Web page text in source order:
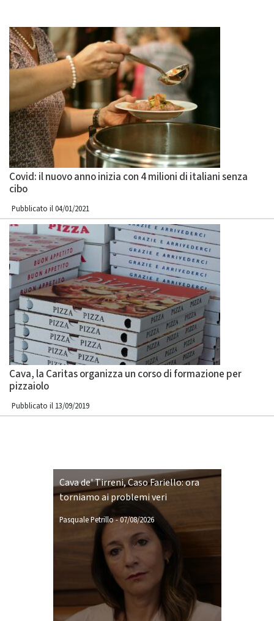
Covid: il nuovo anno inizia con 4 milioni di italiani senza
cibo
Pubblicato il 04/01/2021
Cava, la Caritas organizza un corso di formazione per
pizzaiolo
Pubblicato il 13/09/2019
Cava de' Tirreni, Caso Fariello: ora
torniamo ai problemi veri
Pasquale Petrillo-07/08/2026